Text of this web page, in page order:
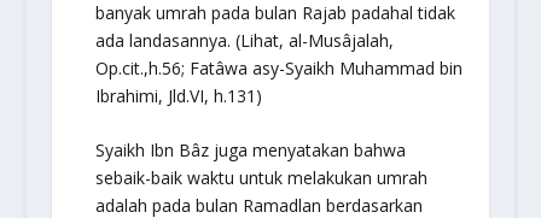
banyak umrah pada bulan Rajab padahal tidak
ada landasannya. (Lihat, al-Musâjalah,
Op.cit.,h.56; Fatâwa asy-Syaikh Muhammad bin
Ibrahimi, Jld.VI, h.131)
Syaikh Ibn Bâz juga menyatakan bahwa
sebaik-baik waktu untuk melakukan umrah
adalah pada bulan Ramadlan berdasarkan